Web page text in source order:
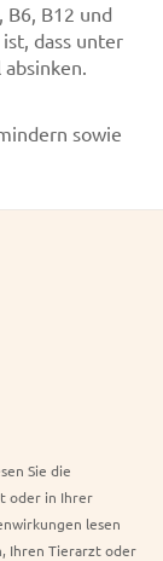
B6, B12 und
dass unter
sowie
Sie die
oder in Ihrer
lesen
Ihren Tierarzt oder